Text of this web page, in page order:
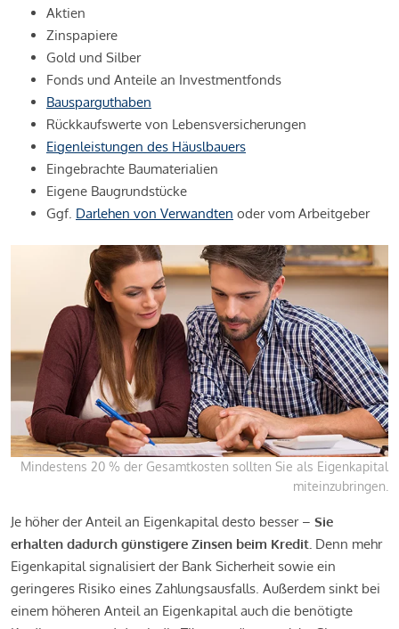
Aktien
Zinspapiere
Gold und Silber
Fonds und Anteile an Investmentfonds
Bausparguthaben
Rückkaufswerte von Lebensversicherungen
Eigenleistungen des Häuslbauers
Eingebrachte Baumaterialien
Eigene Baugrundstücke
Ggf. Darlehen von Verwandten oder vom Arbeitgeber
Mindestens 20 % der Gesamtkosten sollten Sie als Eigenkapital
miteinzubringen.
Je höher der Anteil an Eigenkapital desto besser – Sie
erhalten dadurch günstigere Zinsen beim Kredit. Denn mehr
Eigenkapital signalisiert der Bank Sicherheit sowie ein
geringeres Risiko eines Zahlungsausfalls. Außerdem sinkt bei
einem höheren Anteil an Eigenkapital auch die benötigte